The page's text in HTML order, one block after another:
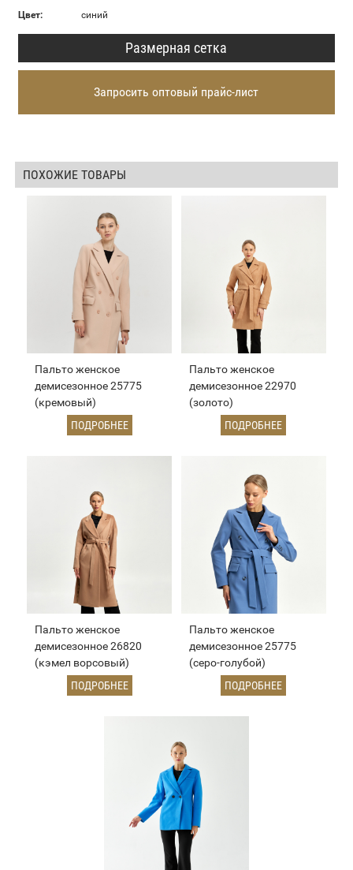
Цвет:
синий
Размерная сетка
Запросить оптовый прайс-лист
ПОХОЖИЕ ТОВАРЫ
Пальто женское
демисезонное 25775
(кремовый)
ПОДРОБНЕЕ
Пальто женское
демисезонное 22970
(золото)
ПОДРОБНЕЕ
Пальто женское
демисезонное 26820
(кэмел ворсовый)
ПОДРОБНЕЕ
Пальто женское
демисезонное 25775
(серо-голубой)
ПОДРОБНЕЕ